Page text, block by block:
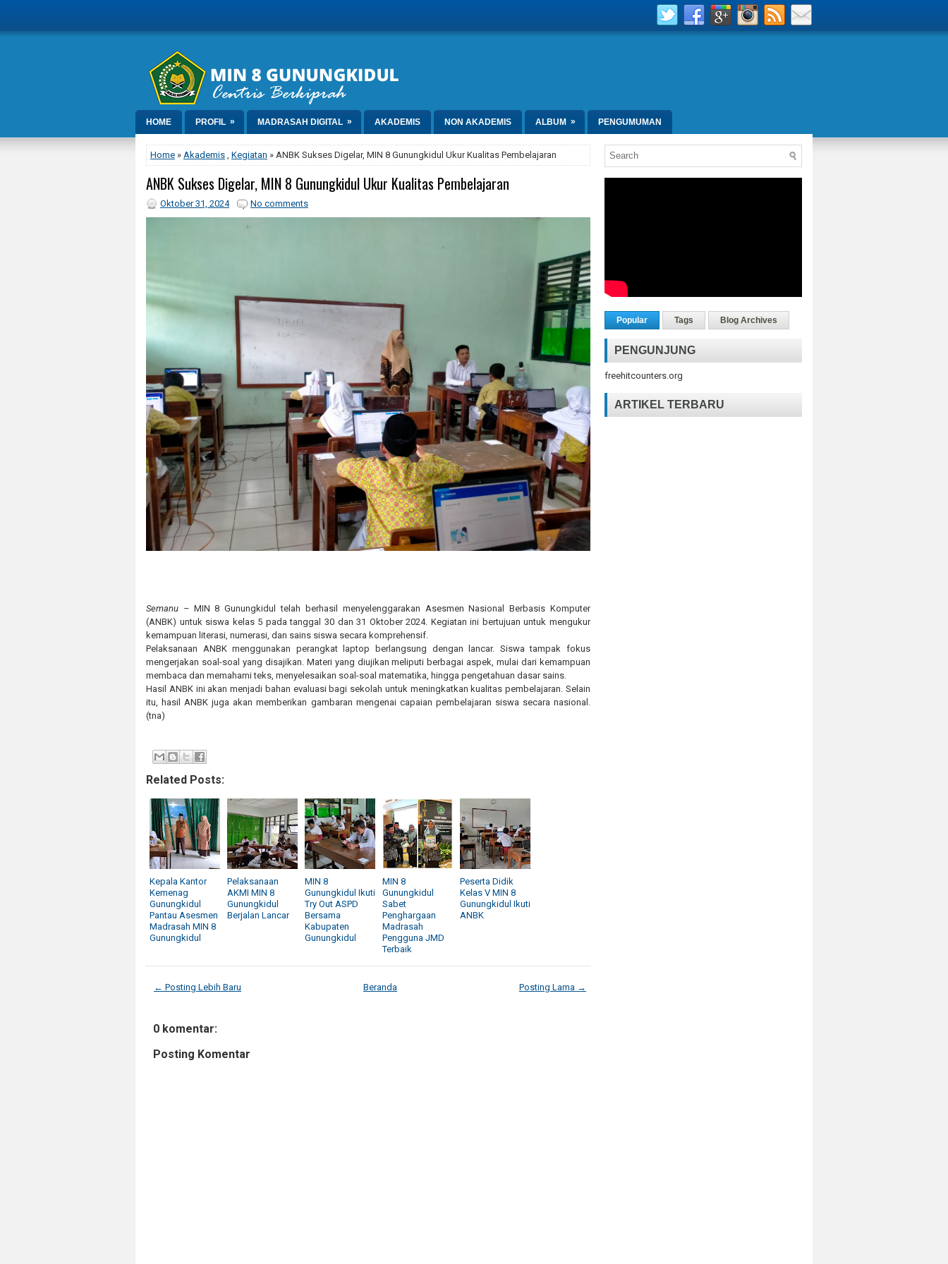
HOME PROFIL » MADRASAH DIGITAL » AKADEMIS NON AKADEMIS ALBUM » PENGUMUMAN
Home » Akademis , Kegiatan » ANBK Sukses Digelar, MIN 8 Gunungkidul Ukur Kualitas Pembelajaran
ANBK Sukses Digelar, MIN 8 Gunungkidul Ukur Kualitas Pembelajaran
Oktober 31, 2024 No comments
Semanu –MIN 8 Gunungkidul telah berhasil menyelenggarakan Asesmen Nasional Berbasis Komputer
(ANBK) untuk siswa kelas 5 pada tanggal 30 dan 31 Oktober 2024. Kegiatan ini bertujuan untuk mengukur
kemampuan literasi, numerasi, dan sains siswa secara komprehensif.
Pelaksanaan ANBK menggunakan perangkat laptop berlangsung dengan lancar. Siswa tampak fokus
mengerjakan soal-soal yang disajikan. Materi yang diujikan meliputi berbagai aspek, mulai dari kemampuan
membaca dan memahami teks, menyelesaikan soal-soal matematika, hingga pengetahuan dasar sains.
Hasil ANBK ini akan menjadi bahan evaluasi bagi sekolah untuk meningkatkan kualitas pembelajaran. Selain
itu, hasil ANBK juga akan memberikan gambaran mengenai capaian pembelajaran siswa secara nasional.
(tna)
Related Posts:
Kepala Kantor
Kemenag
Gunungkidul
Pantau Asesmen
Madrasah MIN 8
Gunungkidul
Pelaksanaan
AKMI MIN 8
Gunungkidul
Berjalan Lancar
MIN 8
Gunungkidul Ikuti
Try Out ASPD
Bersama
Kabupaten
Gunungkidul
MIN 8
Gunungkidul
Sabet
Penghargaan
Madrasah
Pengguna JMD
Terbaik
Peserta Didik
Kelas V MIN 8
Gunungkidul Ikuti
ANBK
← Posting Lebih Baru Posting Lama →
Beranda
0 komentar:
Posting Komentar
Popular Tags Blog Archives
PENGUNJUNG
freehitcounters.org
ARTIKEL TERBARU